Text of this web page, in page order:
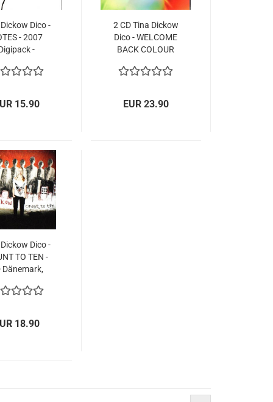
Dico -
- 2007
-
15.90
2 CD Tina Dickow
Dico - WELCOME
BACK COLOUR
EUR 23.90
Dico -
TO TEN -
Dänemark,
18.90